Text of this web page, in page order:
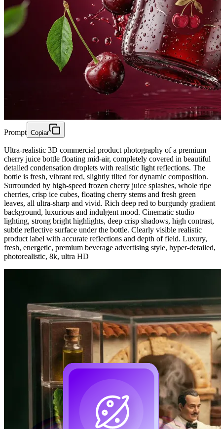
Prompt Copiar
Ultra-realistic 3D commercial product photography of a premium
cherry juice bottle floating mid-air, completely covered in beautiful
detailed condensation droplets with realistic light reflections. The
bottle is fresh, vibrant red, slightly tilted for dynamic composition.
Surrounded by high-speed frozen cherry juice splashes, whole ripe
cherries, crisp ice cubes, floating cherry stems and fresh green
leaves, all ultra-sharp and vivid. Rich deep red to burgundy gradient
background, luxurious and indulgent mood. Cinematic studio
lighting, strong bright highlights, deep crisp shadows, high contrast,
subtle reflective surface under the bottle. Clearly visible realistic
product label with accurate reflections and depth of field. Luxury,
fresh, energetic, premium beverage advertising style, hyper-detailed,
photorealistic, 8k, ultra HD